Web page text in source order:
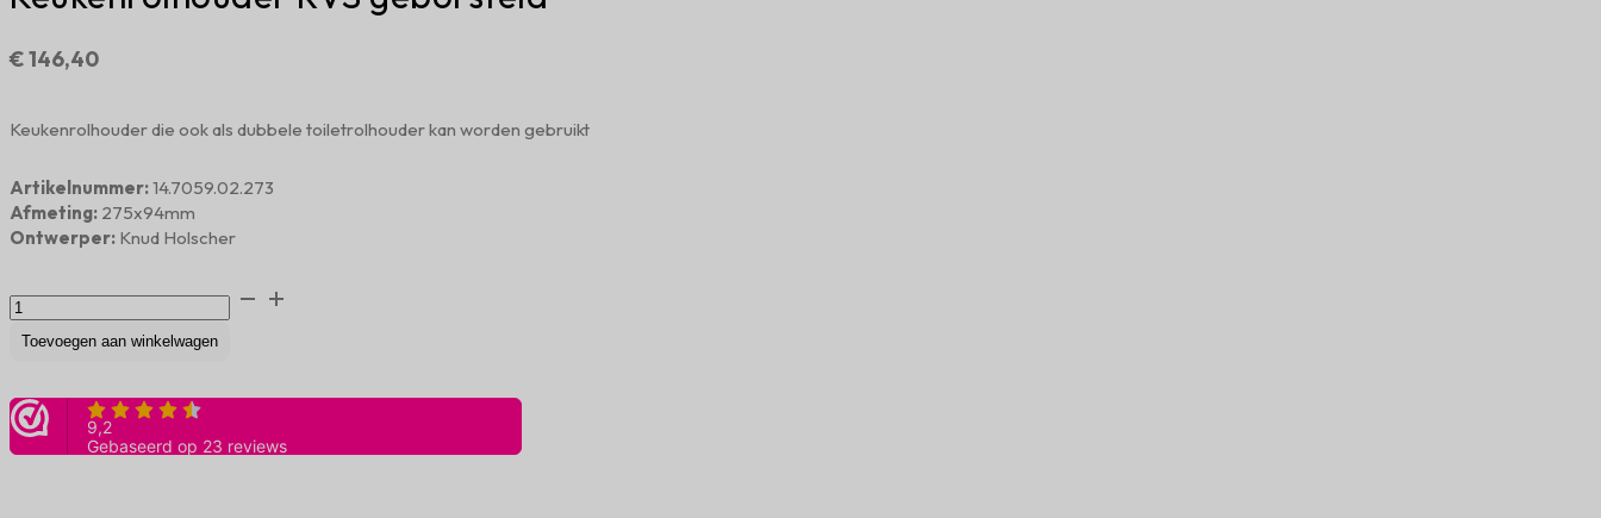
€146,40
Keukenrolhouder die ook als dubbele toiletrolhouder kan worden gebruikt
Artikelnummer:14.7059.02.273
Afmeting: 275x94mm
Ontwerper: Knud Holscher
Keukenrolhouder
RVS
geborsteld
Toevoegen aan winkelwagen